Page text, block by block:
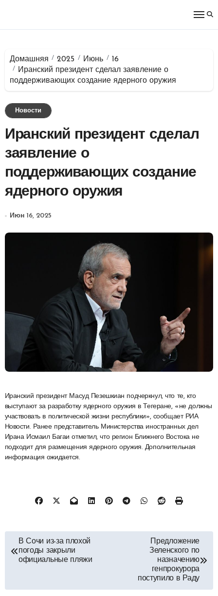
Домашняя 2025 Июнь
16
Иранский президент сделал заявление о
поддерживающих создание ядерного оружия
Новости
Иранский президент сделал
заявление о
поддерживающих создание
ядерного оружия
Июн 16, 2025
Иранский президент Масуд Пезешкиан подчеркнул, что те, кто
выступают за разработку ядерного оружия в Тегеране, «не должны
участвовать в политической жизни республики», сообщает РИА
Новости. Ранее представитель Министерства иностранных дел
Ирана Исмаил Багаи отметил, что регион Ближнего Востока не
подходит для размещения ядерного оружия. Дополнительная
информация ожидается.
Навигация
по
В Сочи из-за плохой
погоды закрыли
официальные пляжи
Предложение
Зеленского по
назначению
генпрокурора
поступило в Раду